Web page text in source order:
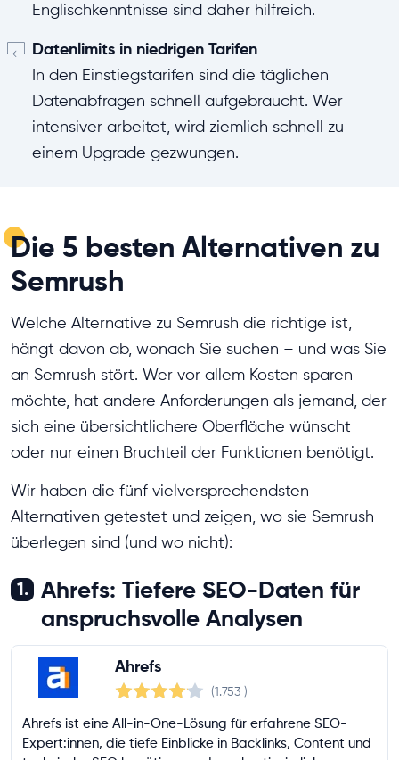
Englischkenntnisse sind daher hilfreich.
Datenlimits in niedrigen Tarifen
In den Einstiegstarifen sind die täglichen
Datenabfragen schnell aufgebraucht. Wer
intensiver arbeitet, wird ziemlich schnell zu
einem Upgrade gezwungen.
Die 5 besten Alternativen zu
Semrush
Welche Alternative zu Semrush die richtige ist,
hängt davon ab, wonach Sie suchen – und was Sie
an Semrush stört. Wer vor allem Kosten sparen
möchte, hat andere Anforderungen als jemand, der
sich eine übersichtlichere Oberfläche wünscht
oder nur einen Bruchteil der Funktionen benötigt.
Wir haben die fünf vielversprechendsten
Alternativen getestet und zeigen, wo sie Semrush
überlegen sind (und wo nicht):
1.
Ahrefs: Tiefere SEO-Daten für
anspruchsvolle Analysen
Ahrefs
(1.753 )
Ahrefs ist eine All-in-One-Lösung für erfahrene SEO-
Expert:innen, die tiefe Einblicke in Backlinks, Content und